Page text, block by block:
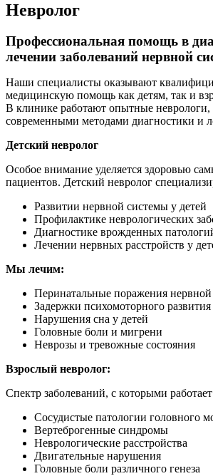
Невролог
Профессиональная помощь в
лечении заболеваний нервной
Наши специалисты оказывают
медицинскую помощь как детям, так и
В клинике работают опытные
современными методами диагностики и
Детский невролог
Особое внимание уделяется здоровью
пациентов. Детский невролог
Развитии нервной системы у детей
Профилактике неврологических
Диагностике врожденных
Лечении нервных расстройств у
Мы лечим:
Перинатальные поражения
Задержки психомоторного развития
Нарушения сна у детей
Головные боли и мигрени
Неврозы и тревожные состояния
Взрослый невролог:
Спектр заболеваний, с которыми
Сосудистые патологии головного
Вертеброгенные синдромы
Неврологические расстройства
Двигательные нарушения
Головные боли различного генеза